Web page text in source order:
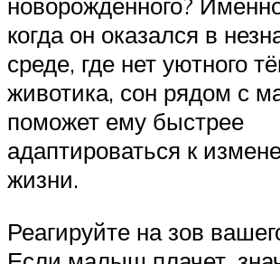
когда он оказался в
среде, где нет уютного
животика, сон рядом с
поможет ему быстрее
адаптироваться к
жизни.
Реагируйте на зов